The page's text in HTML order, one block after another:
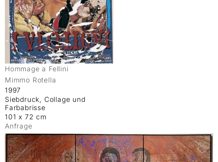
Hommage a Fellini
Mimmo Rotella
1997
Siebdruck, Collage und
Farbabrisse
101 x 72 cm
Anfrage